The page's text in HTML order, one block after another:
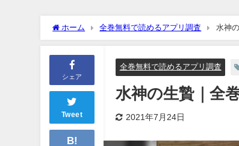
ホーム 全巻無料で読めるアプリ調査 水神
シェア
Tweet
B!
全巻無料で読めるアプリ調査
水神の生贄｜全
2021年7月24日